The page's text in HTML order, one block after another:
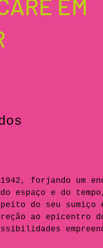
EM
forjando um
espaço e do
do seu sumiço
ao epicentro